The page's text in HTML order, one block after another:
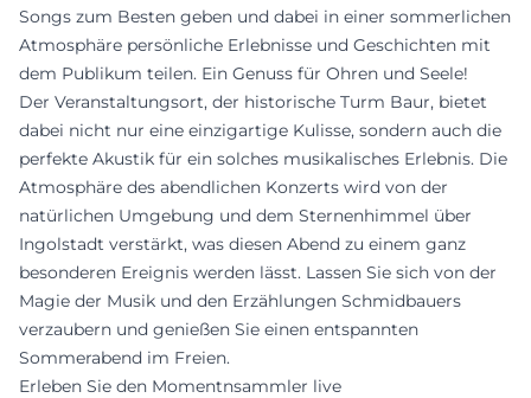
Songs zum Besten geben und dabei in einer sommerlichen
Atmosphäre persönliche Erlebnisse und Geschichten mit
dem Publikum teilen. Ein Genuss für Ohren und Seele!
Der Veranstaltungsort, der historische Turm Baur, bietet
dabei nicht nur eine einzigartige Kulisse, sondern auch die
perfekte Akustik für ein solches musikalisches Erlebnis. Die
Atmosphäre des abendlichen Konzerts wird von der
natürlichen Umgebung und dem Sternenhimmel über
Ingolstadt verstärkt, was diesen Abend zu einem ganz
besonderen Ereignis werden lässt. Lassen Sie sich von der
Magie der Musik und den Erzählungen Schmidbauers
verzaubern und genießen Sie einen entspannten
Sommerabend im Freien.
Erleben Sie den Momentnsammler live